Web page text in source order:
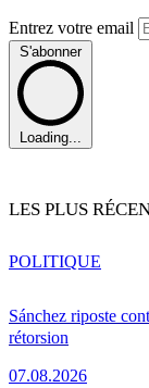
Entrez votre email
S'abonner
Loading...
LES PLUS
Sánchez riposte
rétorsion
07.08.2026
POLITIQUE